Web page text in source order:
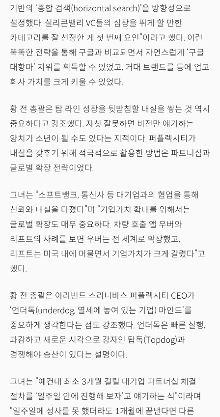
기반의 ‘종합 검색(horizontal search)’을 방향성으로
설정했다. 실리콘밸리 VC들의 심장을 뛰게 할 만한
카테고리를 잘 선정한 게 첫 번째 요인”이라고 했다. 이런
똑똑한 전략을 통해 구글과 비교되면서 자연스럽게 ‘구글
대항마’ 지위를 획득할 수 있었고, 거대 브랜드를 등에 업고
회사 가치를 크게 키울 수 있었다.
황 전 총괄은 탑 라인 성장을 뒷받침할 내실을 쌓는 것 역시
중요하다고 강조했다. 자칫 잘못하면 비전만 얘기하는
양치기 소년이 될 수도 있다는 지적이다. 퍼플렉시티가
내실을 갖추기 위해 적극적으로 활용한 방법은 파트너십과
글로벌 확장 전략이었다.
그녀는 “소프트뱅크, 통신사 등 대기업과의 협업을 통해
신뢰와 내실을 다졌다”며 “기업가치 확대를 위해서는
글로벌 확장도 매우 중요하다. 차량 호출 앱 우버와
리프트의 사례를 보면 우버는 전 세계로 확장했고,
리프트는 미국 내에 머물면서 기업가치가 크게 갈렸다”고
했다.
황 전 총괄은 아라빈드 스리니바스 퍼플렉시티 CEO가
‘언더독(underdog, 열세에 놓여 있는 기업) 마인드’를
중요하게 생각한다는 점도 강조했다. 언더독은 빠른 실행,
과감하고 새로운 시각으로 강자인 탑독(Topdog)과
경쟁해야 승산이 있다는 설명이다.
그녀는 “예컨대 최소 3개월 걸릴 대기업 파트너십 체결
절차를 ‘일주일 안에 진행해 보자’고 얘기하는 식”이라며
“일주일에 성사를 못 했더라도 1개월에 끝낸다면 다른